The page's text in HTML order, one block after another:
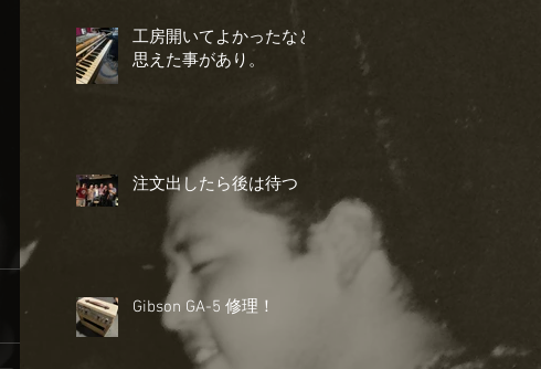
工房開いてよかったなと
思えた事があり。
注文出したら後は待つ
Gibson GA-5 修理！